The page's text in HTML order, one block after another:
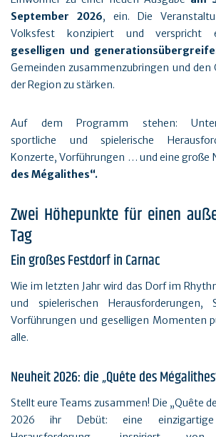
September 2026, ein. Die
Volksfest konzipiert und verspricht
geselligen und
Gemeinden zusammenzubringen und den
der Region zu stärken.
Auf dem Programm stehen:
sportliche und spielerische
Konzerte, Vorführungen … und eine große
des Mégalithes“.
Zwei Höhepunkte für einen
Tag
Ein großes Festdorf in Carnac
Wie im letzten Jahr wird das Dorf im
und spielerischen Herausforderungen,
Vorführungen und geselligen Momenten
alle.
Neuheit 2026: die „Quête des
Stellt eure Teams zusammen! Die „Quête
2026 ihr Debüt: eine einzigartige